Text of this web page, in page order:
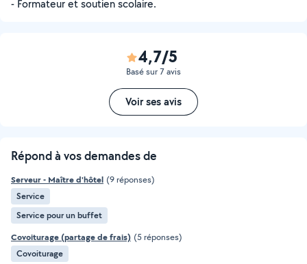
- Formateur et soutien scolaire.
4,7/5
Basé sur 7 avis
Voir ses avis
Répond à vos demandes de
Serveur - Maître d'hôtel (9 réponses)
Service
Service pour un buffet
Covoiturage (partage de frais) (5 réponses)
Covoiturage